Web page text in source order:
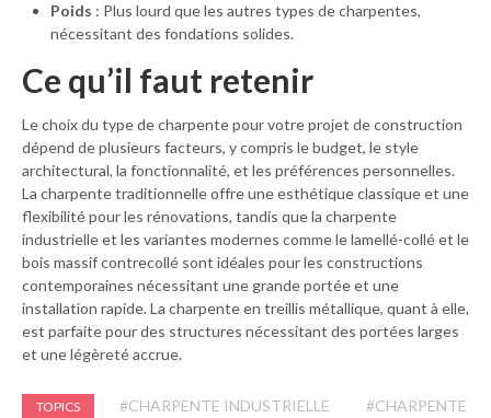
Poids : Plus lourd que les autres types de charpentes,
nécessitant des fondations solides.
Ce qu’il faut retenir
Le choix du type de charpente pour votre projet de construction
dépend de plusieurs facteurs, y compris le budget, le style
architectural, la fonctionnalité, et les préférences personnelles.
La charpente traditionnelle offre une esthétique classique et une
flexibilité pour les rénovations, tandis que la charpente
industrielle et les variantes modernes comme le lamellé-collé et le
bois massif contrecollé sont idéales pour les constructions
contemporaines nécessitant une grande portée et une
installation rapide. La charpente en treillis métallique, quant à elle,
est parfaite pour des structures nécessitant des portées larges
et une légèreté accrue.
TOPICS #CHARPENTE INDUSTRIELLE
#CHARPENTE